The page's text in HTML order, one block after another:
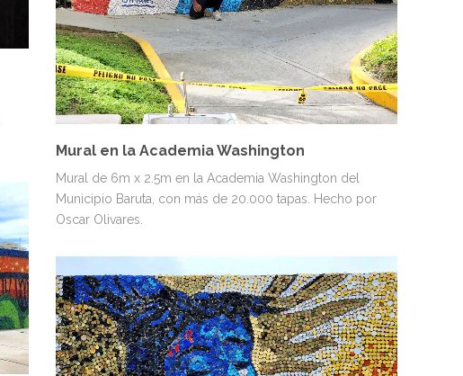
Mural en la Academia Washington
Mural de 6m x 2.5m en la Academia Washington del
Municipio Baruta, con más de 20.000 tapas. Hecho por
Oscar Olivares.